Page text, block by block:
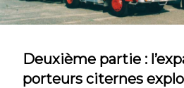
Deuxième partie :
porteurs citernes